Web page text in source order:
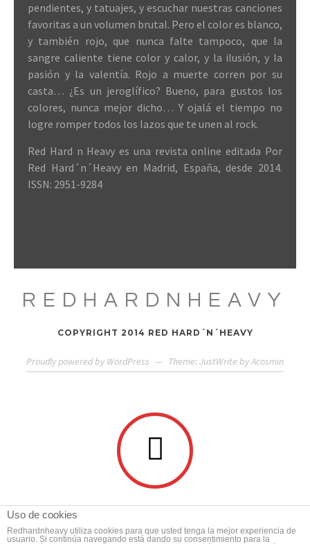
pendientes, y tatuajes, y escuchar nuestras canciones
favoritas a un volumen brutal. Pero el color es blanco,
y también rojo, que nunca falte tampoco, que la
sangre caliente tiene color y calor, y la ilusión, y la
pasión y la valentía. Rojo a muerte corren por su
casta… ¿Es un jeroglífico? Bueno, para gustos los
colores, nunca mejor dicho… Y ojalá el tiempo no
logre romper todos los lazos que te unen al rock.
Red Hard n Heavy es una revista online editada Por
Red Hard´n´Heavy en Madrid, España, desde 2014.
ISSN: 2951-9284
REDHARDNHEAVY
COPYRIGHT 2014 RED HARD´N´HEAVY
Proudly powered by WordPress — Theme: JustWrite byAcosmin
Uso de cookies
Redhardnheavy utiliza cookies para que usted tenga la mejor experiencia de
usuario. Si continúa navegando está dando su consentimiento para la